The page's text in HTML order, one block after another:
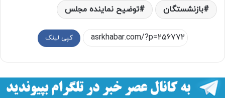
بازنشستگان
توضیح نماینده مجلس
کپی لینک